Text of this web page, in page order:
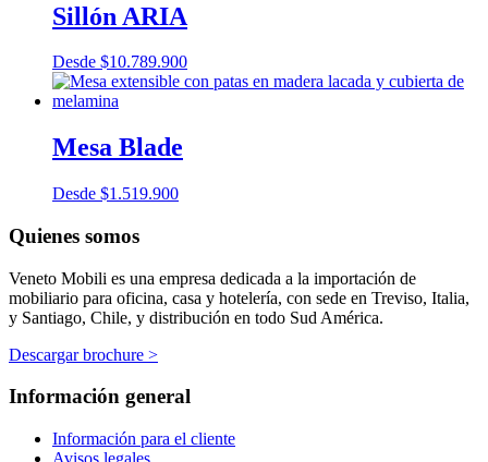
Sillón ARIA
Desde $10.789.900
Mesa Blade
Desde $1.519.900
Quienes somos
Veneto Mobili es una empresa dedicada a la importación de
mobiliario para oficina, casa y hotelería, con sede en Treviso, Italia,
y Santiago, Chile, y distribución en todo Sud América.
Descargar brochure >
Información general
Información para el cliente